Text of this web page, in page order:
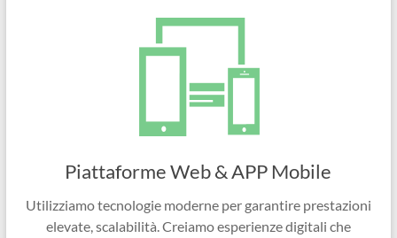
Piattaforme Web & APP Mobile
Utilizziamo tecnologie moderne per garantire prestazioni
elevate, scalabilità. Creiamo esperienze digitali che